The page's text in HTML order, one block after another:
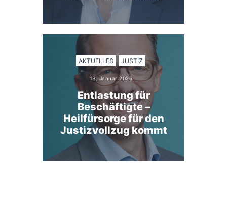
AKTUELLES JUSTIZ
13. Januar 2026
Entlastung für
Beschäftigte –
Heilfürsorge für den
Justizvollzug kommt